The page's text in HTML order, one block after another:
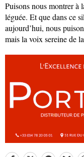
Puisons nous montrer à
léguée. Et que dans ce
aujourd’hui, nous
mais la voix sereine de